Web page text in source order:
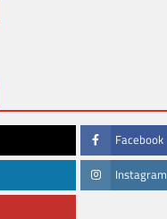
Facebook
Instagram